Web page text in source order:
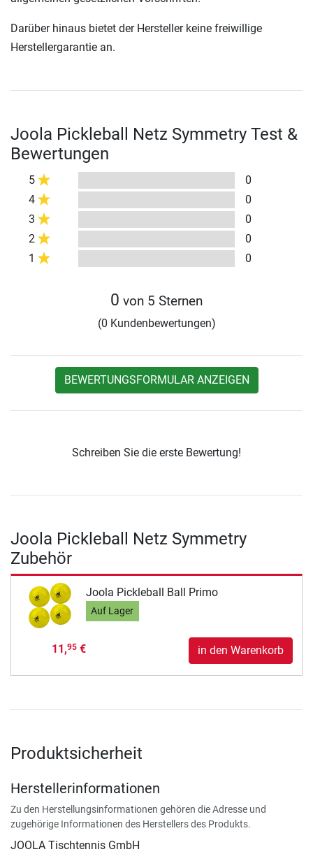
Darüber hinaus bietet der Hersteller keine freiwillige
Herstellergarantie an.
Joola Pickleball Netz Symmetry Test &
Bewertungen
5
0
4
0
3
0
2
0
1
0
0 von 5 Sternen
(0 Kundenbewertungen)
BEWERTUNGSFORMULAR ANZEIGEN
Schreiben Sie die erste Bewertung!
Joola Pickleball Netz Symmetry
Zubehör
Joola Pickleball Ball Primo
Auf Lager
11,95€ in den Warenkorb
Produktsicherheit
Herstellerinformationen
Zu den Herstellungsinformationen gehören die Adresse und
zugehörige Informationen des Herstellers des Produkts.
JOOLA Tischtennis GmbH